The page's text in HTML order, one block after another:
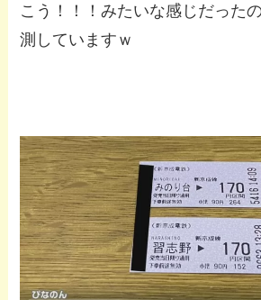
こう！！！みたいな感じだった
測していますｗ